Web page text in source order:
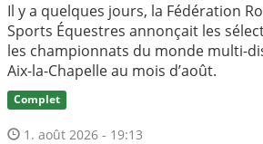
Il y a quelques jours, la Fédération
Sports Équestres annonçait les
les championnats du monde multi-
Aix-la-Chapelle au mois d’août.
Complet
1. août 2026 - 19:13